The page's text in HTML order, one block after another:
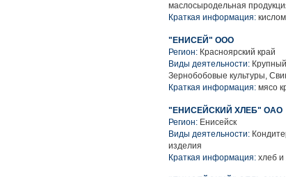
маслосыродельная
Краткая информация:
"ЕНИСЕЙ" ООО
Регион: Красноярский край
Виды деятельности:
Зернобобовые культуры,
Краткая информация: мясо
"ЕНИСЕЙСКИЙ ХЛЕБ" ОАО
Регион: Енисейск
Виды деятельности:
изделия
Краткая информация: хлеб и